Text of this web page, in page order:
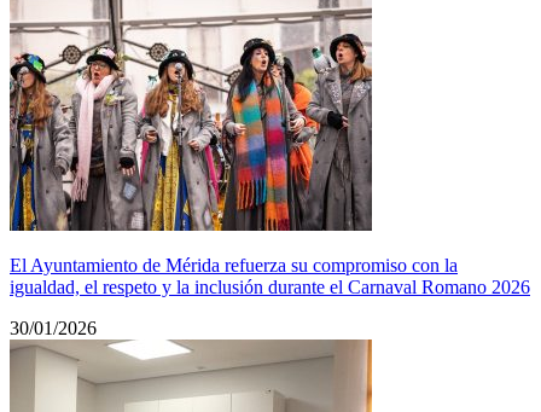
El Ayuntamiento de Mérida refuerza su compromiso con la
igualdad, el respeto y la inclusión durante el Carnaval Romano 2026
30/01/2026